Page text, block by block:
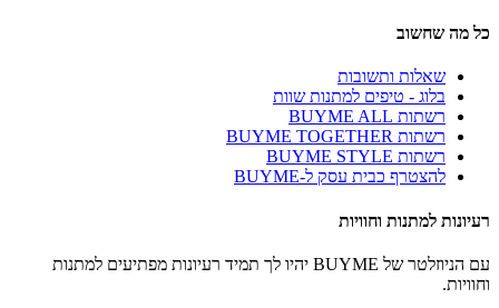
כל מה שחשוב
שאלות ותשובות
בלוג - טיפים למתנות שוות
רשתות BUYME ALL
רשתות BUYME TOGETHER
רשתות BUYME STYLE
להצטרף כבית עסק ל-BUYME
רעיונות למתנות וחוויות
עם הניוזלטר של BUYME יהיו לך תמיד רעיונות מפתיעים למתנות
וחוויות.